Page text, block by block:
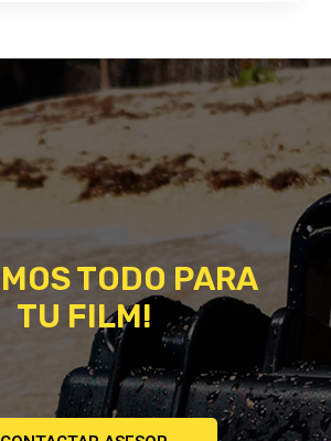
TODO PARA
TU FILM!